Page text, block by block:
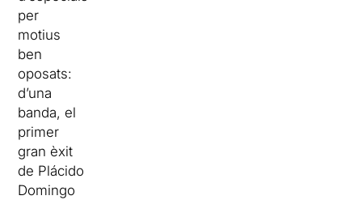
per
motius
ben
oposats:
d’una
banda, el
primer
gran èxit
de Plácido
Domingo